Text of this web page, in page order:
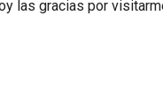
las gracias por